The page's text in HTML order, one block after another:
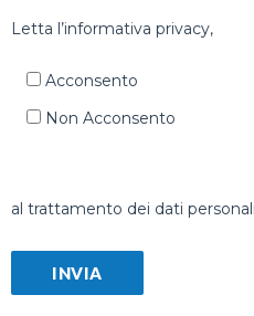
Letta l’informativa privacy,
Acconsento
Non Acconsento
al trattamento dei dati